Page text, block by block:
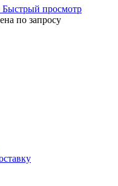
Быстрый просмотр
по запросу